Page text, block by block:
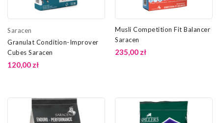
Saracen
Granulat Condition-Improver
Cubes Saracen
120,00 zł
Musli Competition Fit Balancer
Saracen
235,00 zł